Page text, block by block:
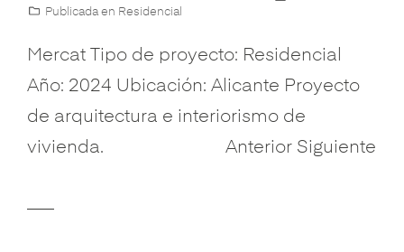
Publicada en Residencial
Mercat Tipo de proyecto: Residencial
Año: 2024 Ubicación: Alicante Proyecto
de arquitectura e interiorismo de
vivienda. Anterior Siguiente